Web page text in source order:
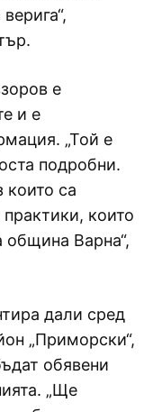
е
и е
„Той е
подробни.
които са
които
община Варна“,
дали сред
„Приморски“,
обявени
„Ще